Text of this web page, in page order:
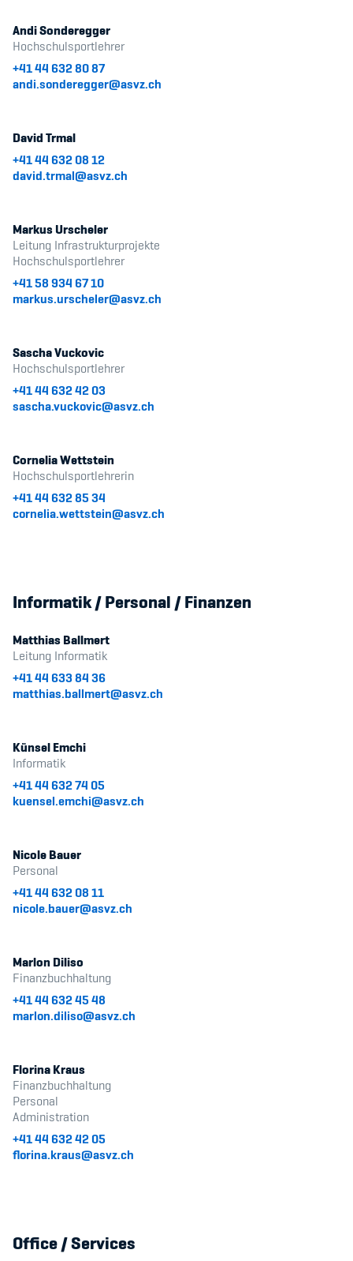
Andi Sonderegger
Hochschulsportlehrer
+41 44 632 80 87
andi.sonderegger@asvz.ch
David Trmal
+41 44 632 08 12
david.trmal@asvz.ch
Markus Urscheler
Leitung Infrastrukturprojekte
Hochschulsportlehrer
+41 58 934 67 10
markus.urscheler@asvz.ch
Sascha Vuckovic
Hochschulsportlehrer
+41 44 632 42 03
sascha.vuckovic@asvz.ch
Cornelia Wettstein
Hochschulsportlehrerin
+41 44 632 85 34
cornelia.wettstein@asvz.ch
Informatik / Personal / Finanzen
Matthias Ballmert
Leitung Informatik
+41 44 633 84 36
matthias.ballmert@asvz.ch
Künsel Emchi
Informatik
+41 44 632 74 05
kuensel.emchi@asvz.ch
Nicole Bauer
Personal
+41 44 632 08 11
nicole.bauer@asvz.ch
Marlon Diliso
Finanzbuchhaltung
+41 44 632 45 48
marlon.diliso@asvz.ch
Florina Kraus
Finanzbuchhaltung
Personal
Administration
+41 44 632 42 05
florina.kraus@asvz.ch
Office / Services